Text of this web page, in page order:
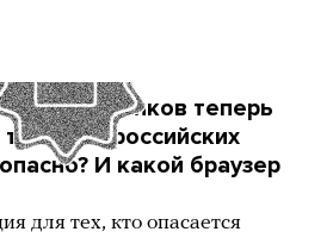
других банков теперь
в российских
И какой браузер
для тех, кто опасается